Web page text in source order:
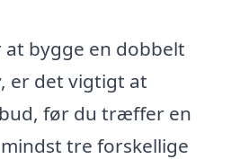
bygge en dobbelt
er det vigtigt at
før du træffer en
tre forskellige